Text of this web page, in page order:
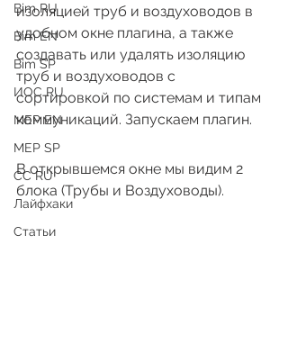
Bim RU
Bim EN
Bim SP
ИОС RU
MEP EN
MEP SP
СС RU
Лайфхаки
Статьи
изоляцией труб и воздуховодов в
удобном окне плагина, а также
создавать или удалять изоляцию
труб и воздуховодов с
сортировкой по системам и типам
коммуникаций. Запускаем плагин.
В открывшемся окне мы видим 2
блока (Трубы и Воздуховоды).